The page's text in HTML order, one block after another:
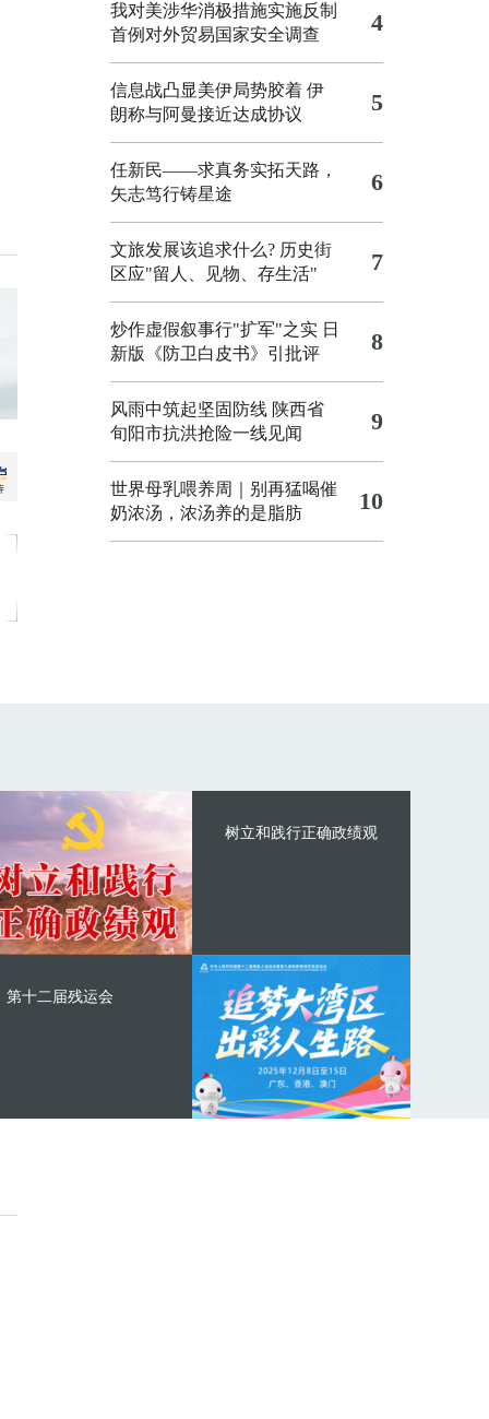
我对美涉华消极措施实施反制
首例对外贸易国家安全调查
4
信息战凸显美伊局势胶着 伊
朗称与阿曼接近达成协议
5
任新民——求真务实拓天路，
矢志笃行铸星途
6
文旅发展该追求什么? 历史街
区应"留人、见物、存生活"
7
炒作虚假叙事行"扩军"之实 日
新版《防卫白皮书》引批评
8
风雨中筑起坚固防线 陕西省
旬阳市抗洪抢险一线见闻
9
世界母乳喂养周｜别再猛喝催
奶浓汤，浓汤养的是脂肪
10
树立和践行正确政绩观
第十二届残运会